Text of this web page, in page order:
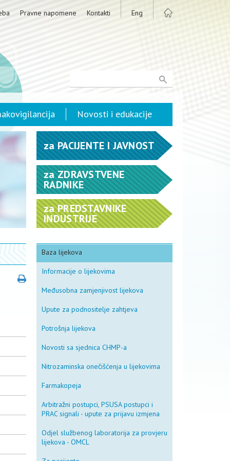
Pravne napomene Kontakti Eng
Novosti i edukacije
za PACIJENTE I JAVNOST
za ZDRAVSTVENE
RADNIKE
zaPREDSTAVNIKE
INDUSTRIJE
Baza lijekova
Informacije o lijekovima
Međusobna zamjenjivost lijekova
Upute za podnositelje zahtjeva
Potrošnja lijekova
Novosti sa sjednica CHMP-a
Nitrozaminska onečišćenja u lijekovima
Farmakopeja
Arbitražni postupci, PSUSA postupci i
PRAC signali - upute za prijavu izmjena
Odjel službenog laboratorija za provjeru
lijekova - OMCL